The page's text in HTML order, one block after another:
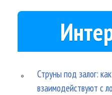
Струны под залог:
взаимодействуют с